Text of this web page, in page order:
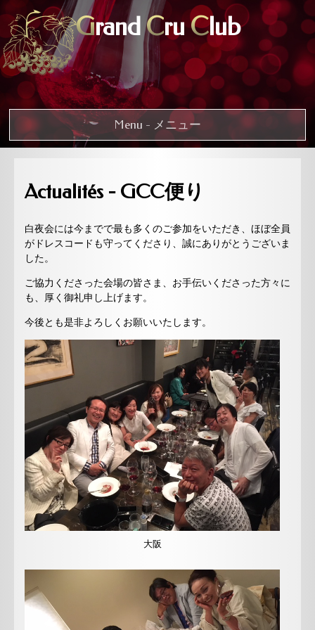
GrandCruClub
Menu - メニュー
Actualités - GCC便り
白夜会には今までで最も多くのご参加をいただき、ほぼ全員
がドレスコードも守ってくださり、誠にありがとうございま
した。
ご協力くださった会場の皆さま、お手伝いくださった方々に
も、厚く御礼申し上げます。
今後とも是非よろしくお願いいたします。
大阪